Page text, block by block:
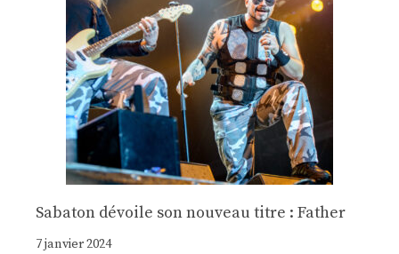
Sabaton dévoile son nouveau titre : Father
7 janvier 2024